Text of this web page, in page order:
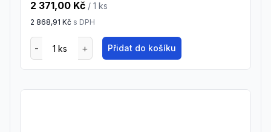
2 371,00 Kč / 1 ks
2 868,91 Kč s DPH
Přidat do košíku